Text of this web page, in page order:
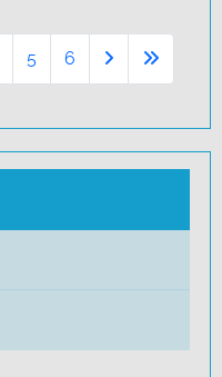
5 6